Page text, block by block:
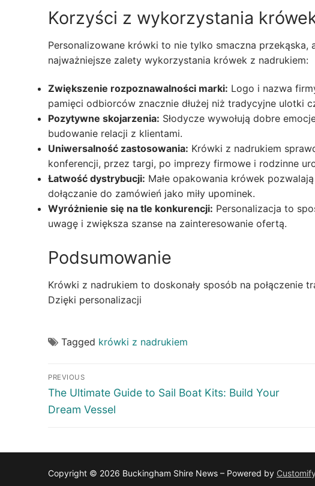
Korzyści z wykorzystania
Personalizowane krówki to nie tylko smaczna
najważniejsze zalety wykorzystania krówek z nadrukiem:
Zwiększenie rozpoznawalności marki: Logo i nazwa
pamięci odbiorców znacznie dłużej niż tradycyjne ulotki
Pozytywne skojarzenia: Słodycze wywołują dobre
budowanie relacji z klientami.
Uniwersalność zastosowania: Krówki z nadrukiem
konferencji, przez targi, po imprezy firmowe i rodzinne
Łatwość dystrybucji: Małe opakowania krówek
dołączanie do zamówień jako miły upominek.
Wyróżnienie się na tle konkurencji: Personalizacja to
uwagę i zwiększa szanse na zainteresowanie ofertą.
Podsumowanie
Krówki z nadrukiem to doskonały sposób na połączenie
Dzięki personalizacji
Tagged krówki z nadrukiem
Post
navigation
PREVIOUS
Previous
post:
The Ultimate Guide to Sail Boat Kits: Build Your
Dream Vessel
Copyright © 2026 Buckingham Shire News – Powered by Customify